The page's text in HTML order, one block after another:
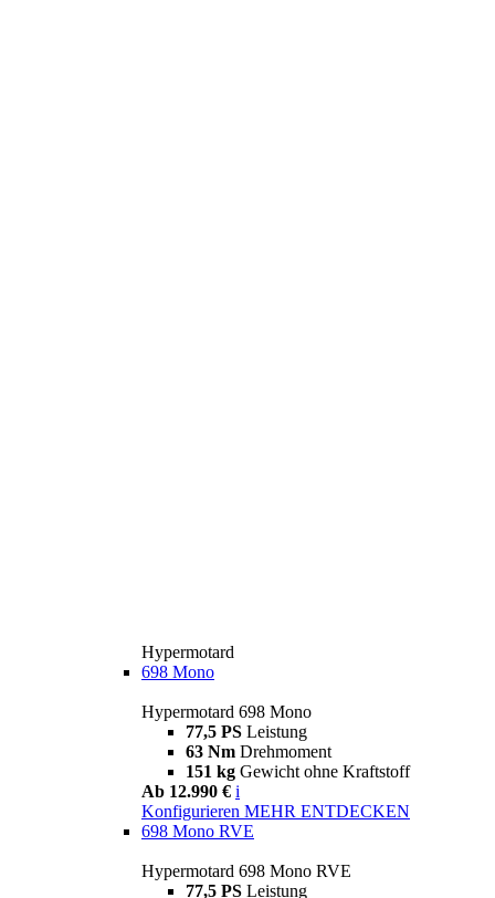
Hypermotard
698 Mono
Hypermotard 698 Mono
77,5 PS Leistung
63 Nm Drehmoment
151 kg Gewicht ohne Kraftstoff
Ab 12.990 € i
Konfigurieren MEHR ENTDECKEN
698 Mono RVE
Hypermotard 698 Mono RVE
77,5 PS Leistung